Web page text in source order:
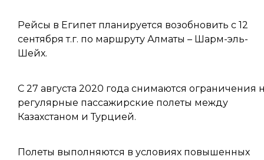
Рейсы в Египет планируется возобновить с 12
сентября т.г. по маршруту Алматы – Шарм-эль-
Шейх.
С 27 августа 2020 года снимаются ограничения
регулярные пассажирские полеты между
Казахстаном и Турцией.
Полеты выполняются в условиях повышенных